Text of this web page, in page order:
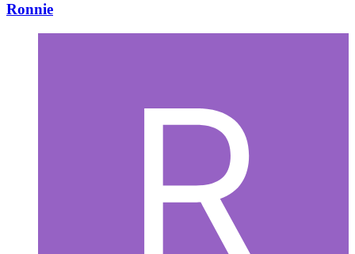
Ronnie